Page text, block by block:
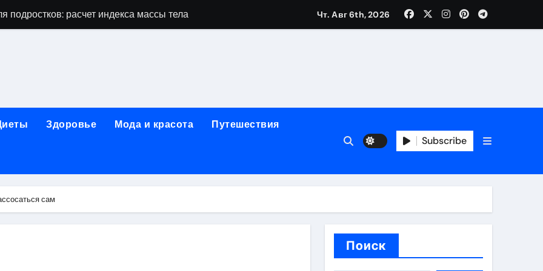
по возрасту, росту и полу
и методы диагностики и лечения
основные этапы в медицинском учреждении
и сибирским городом: варианты маршрутов, тарифы и советы по планированию поездки
Чт. Авг 6th, 2026
Здоровье Мода и красота Путешествия
Subscribe
сам
Поиск